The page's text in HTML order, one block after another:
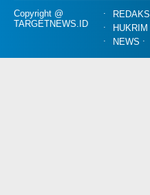
Copyright @
TARGETNEWS.ID
REDAKSI
HUKRIM
NEWS